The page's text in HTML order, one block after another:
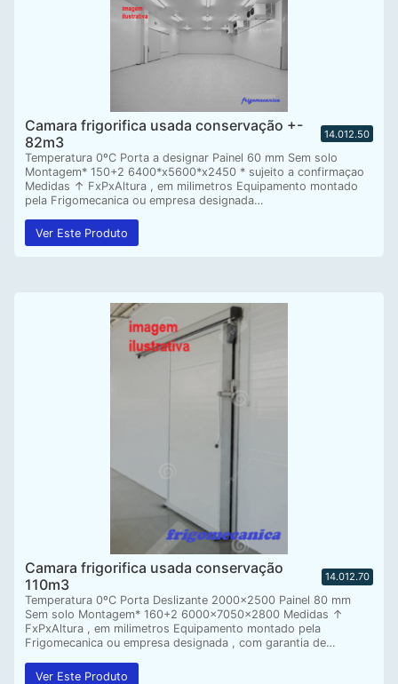
Camara frigorifica usada conservação +-
82m3
14.012.50
Temperatura 0ºC Porta a designar Painel 60 mm Sem solo
Montagem* 150+2 6400*x5600*x2450 * sujeito a confirmaçao
Medidas ↑ FxPxAltura , em milimetros Equipamento montado
pela Frigomecanica ou empresa designada…
Ver Este Produto
Camara frigorifica usada conservação
110m3
14.012.70
Temperatura 0ºC Porta Deslizante 2000×2500 Painel 80 mm
Sem solo Montagem* 160+2 6000x7050x2800 Medidas ↑
FxPxAltura , em milimetros Equipamento montado pela
Frigomecanica ou empresa designada , com garantia de…
Ver Este Produto